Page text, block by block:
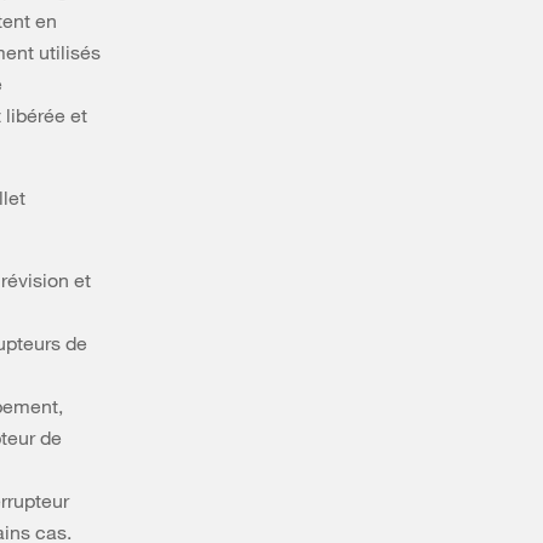
en
utilisés
libérée et
et
de
de
cas.